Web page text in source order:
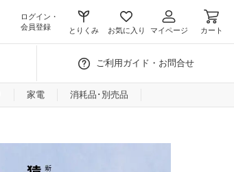
ログイン・
会員登録
とりくみ お気に入り マイページ カート
ご利用ガイド・お問合せ
家電 消耗品･別売品